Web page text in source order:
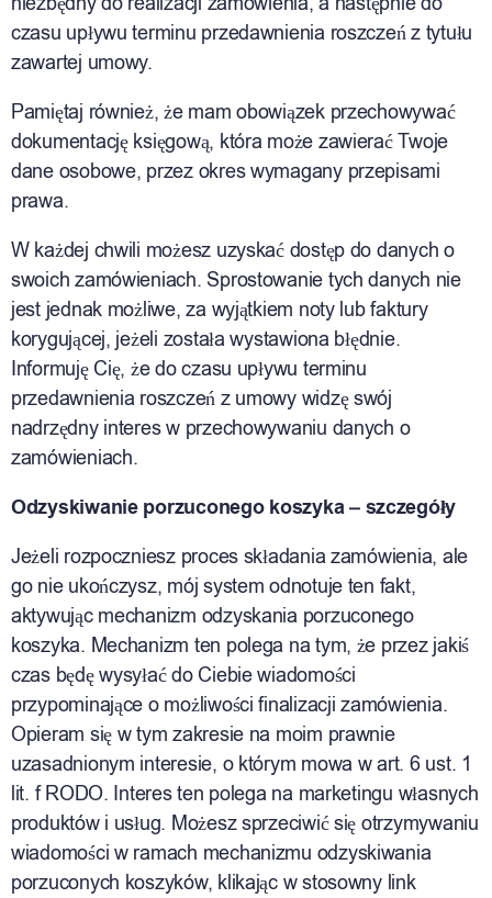
czasu upływu terminu przedawnienia roszczeń z tytułu
zawartej umowy.
Pamiętaj również, że mam obowiązek przechowywać
dokumentację księgową, która może zawierać Twoje
dane osobowe, przez okres wymagany przepisami
prawa.
W każdej chwili możesz uzyskać dostęp do danych o
swoich zamówieniach. Sprostowanie tych danych nie
jest jednak możliwe, za wyjątkiem noty lub faktury
korygującej, jeżeli została wystawiona błędnie.
Informuję Cię, że do czasu upływu terminu
przedawnienia roszczeń z umowy widzę swój
nadrzędny interes w przechowywaniu danych o
zamówieniach.
Odzyskiwanie porzuconego koszyka – szczegóły
Jeżeli rozpoczniesz proces składania zamówienia, ale
go nie ukończysz, mój system odnotuje ten fakt,
aktywując mechanizm odzyskania porzuconego
koszyka. Mechanizm ten polega na tym, że przez jakiś
czas będę wysyłać do Ciebie wiadomości
przypominające o możliwości finalizacji zamówienia.
Opieram się w tym zakresie na moim prawnie
uzasadnionym interesie, o którym mowa w art. 6 ust. 1
lit. f RODO. Interes ten polega na marketingu własnych
produktów i usług. Możesz sprzeciwić się otrzymywaniu
wiadomości w ramach mechanizmu odzyskiwania
porzuconych koszyków, klikając w stosowny link